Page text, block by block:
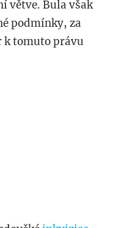
větve. Bula však
podmínky, za
tomuto právu